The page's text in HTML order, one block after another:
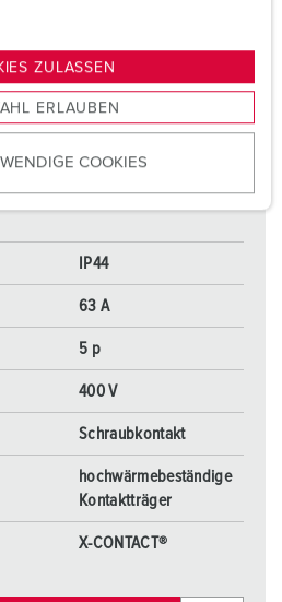
ZULASSEN
ERLAUBEN
COOKIES
IP44
63 A
5 p
400 V
Schraubkontakt
hochwärmebeständige
Kontaktträger
X-CONTACT®